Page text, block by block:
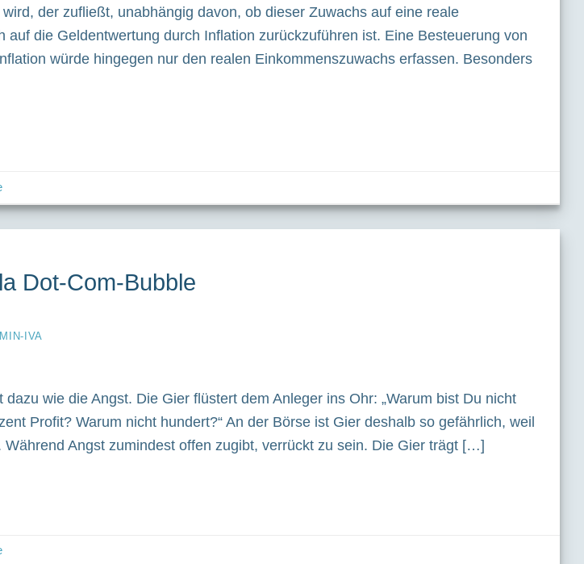
der zufließt, unabhängig davon, ob dieser Zuwachs auf eine reale
auf die Geldentwertung durch Inflation zurückzuführen ist. Eine Besteuerung von
würde hingegen nur den realen Einkommenszuwachs erfassen. Besonders
Dot-Com-Bubble
IVA
wie die Angst. Die Gier flüstert dem Anleger ins Ohr: „Warum bist Du nicht
Profit? Warum nicht hundert?“ An der Börse ist Gier deshalb so gefährlich, weil
Während Angst zumindest offen zugibt, verrückt zu sein. Die Gier trägt […]